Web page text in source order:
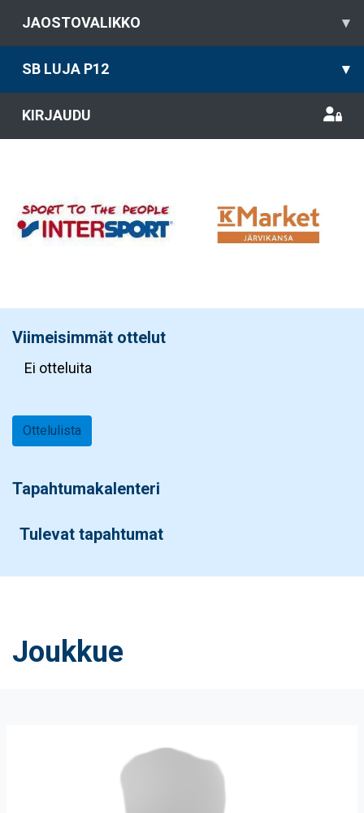
JAOSTOVALIKKO ▾
SB LUJA P12 ▾
KIRJAUDU
Viimeisimmät ottelut
Ei otteluita
Ottelulista
Tapahtumakalenteri
Tulevat tapahtumat
Joukkue